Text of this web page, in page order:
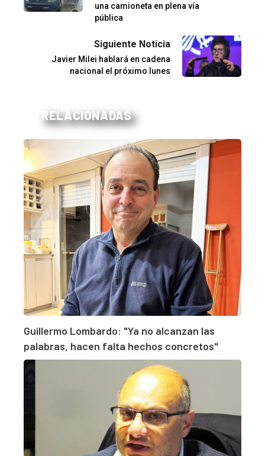
una camioneta en plena vía
pública
Siguiente Noticia
Javier Milei hablará en cadena
nacional el próximo lunes
RELACIONADAS
Guillermo Lombardo: "Ya no alcanzan las
palabras, hacen falta hechos concretos"